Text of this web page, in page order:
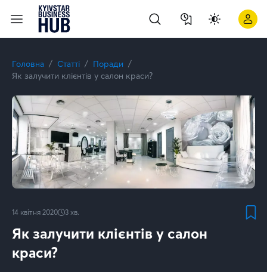
Головна Статті
Поради
Як залучити клієнтів у салон краси?
14 квітня 2020 3 хв.
Як залучити клієнтів у салон
краси?
Як залучити нових клієнтів в салон краси за допомогою